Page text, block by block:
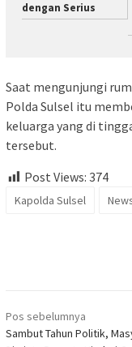
dengan Serius
Saat mengunjungi
Polda Sulsel itu
keluarga yang di
tersebut.
Post Views: 374
Kapolda Sulsel
Navigasi
pos
Pos sebelumnya
Sambut Tahun Politik,